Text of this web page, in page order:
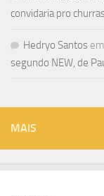
convidaria pro
Hedryo Santos em
segundo NEW, de
MAIS